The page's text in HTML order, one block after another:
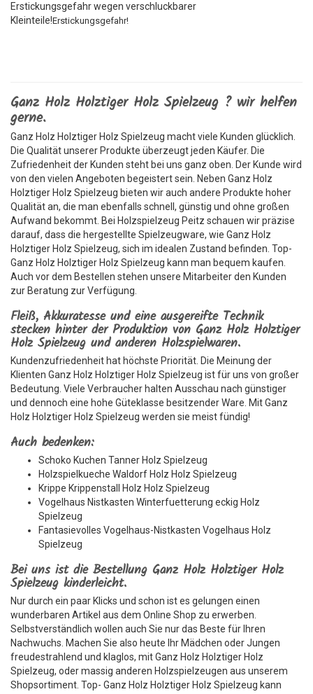
Erstickungsgefahr wegen verschluckbarer
Kleinteile!Erstickungsgefahr!
Ganz Holz Holztiger Holz Spielzeug ? wir helfen
gerne.
Ganz Holz Holztiger Holz Spielzeug macht viele Kunden glücklich.
Die Qualität unserer Produkte überzeugt jeden Käufer. Die
Zufriedenheit der Kunden steht bei uns ganz oben. Der Kunde wird
von den vielen Angeboten begeistert sein. Neben Ganz Holz
Holztiger Holz Spielzeug bieten wir auch andere Produkte hoher
Qualität an, die man ebenfalls schnell, günstig und ohne großen
Aufwand bekommt. Bei Holzspielzeug Peitz schauen wir präzise
darauf, dass die hergestellte Spielzeugware, wie Ganz Holz
Holztiger Holz Spielzeug, sich im idealen Zustand befinden. Top-
Ganz Holz Holztiger Holz Spielzeug kann man bequem kaufen.
Auch vor dem Bestellen stehen unsere Mitarbeiter den Kunden
zur Beratung zur Verfügung.
Fleiß, Akkuratesse und eine ausgereifte Technik
stecken hinter der Produktion von Ganz Holz Holztiger
Holz Spielzeug und anderen Holzspielwaren.
Kundenzufriedenheit hat höchste Priorität. Die Meinung der
Klienten Ganz Holz Holztiger Holz Spielzeug ist für uns von großer
Bedeutung. Viele Verbraucher halten Ausschau nach günstiger
und dennoch eine hohe Güteklasse besitzender Ware. Mit Ganz
Holz Holztiger Holz Spielzeug werden sie meist fündig!
Auch bedenken:
Schoko Kuchen Tanner Holz Spielzeug
Holzspielkueche Waldorf Holz Holz Spielzeug
Krippe Krippenstall Holz Holz Spielzeug
Vogelhaus Nistkasten Winterfuetterung eckig Holz
Spielzeug
Fantasievolles Vogelhaus-Nistkasten Vogelhaus Holz
Spielzeug
Bei uns ist die Bestellung Ganz Holz Holztiger Holz
Spielzeug kinderleicht.
Nur durch ein paar Klicks und schon ist es gelungen einen
wunderbaren Artikel aus dem Online Shop zu erwerben.
Selbstverständlich wollen auch Sie nur das Beste für Ihren
Nachwuchs. Machen Sie also heute Ihr Mädchen oder Jungen
freudestrahlend und klaglos, mit Ganz Holz Holztiger Holz
Spielzeug, oder massig anderen Holzspielzeugen aus unserem
Shopsortiment. Top- Ganz Holz Holztiger Holz Spielzeug kann